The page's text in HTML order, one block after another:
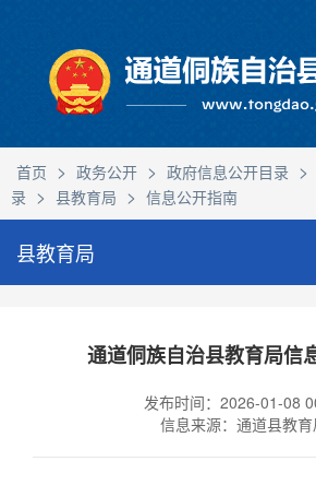
首页 > 政务公开 > 政府信息公开目录 >
录 > 县教育局 > 信息公开指南
县教育局
通道侗族自治县教育局信
发布时间：2026-01-08
信息来源：通道县教育